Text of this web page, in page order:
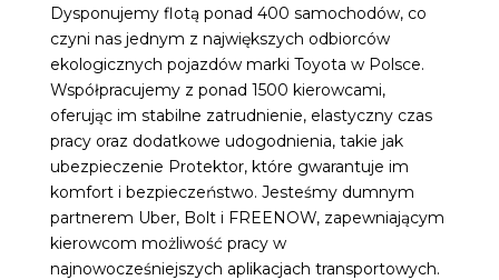
Dysponujemy flotą ponad 400 samochodów, co
czyni nas jednym z największych odbiorców
ekologicznych pojazdów marki Toyota w Polsce.
Współpracujemy z ponad 1500 kierowcami,
oferując im stabilne zatrudnienie, elastyczny czas
pracy oraz dodatkowe udogodnienia, takie jak
ubezpieczenie Protektor, które gwarantuje im
komfort i bezpieczeństwo. Jesteśmy dumnym
partnerem Uber, Bolt i FREENOW, zapewniającym
kierowcom możliwość pracy w
najnowocześniejszych aplikacjach transportowych.